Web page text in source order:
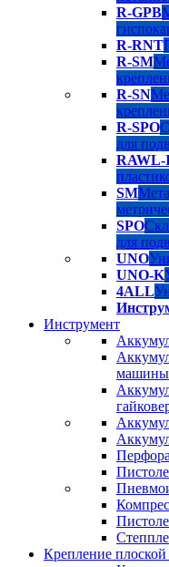
R-GPB
R-RNT
R-SM
R-SN
R-SPO
для
RAWL-
SM
SPO
для
UNO
UNO-K
4ALL
Инструмент
Крепление плоской